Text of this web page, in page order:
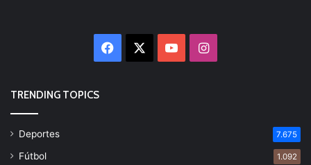
Facebook YouTubeInstagram
TRENDING TOPICS
Deportes 7.675
Fútbol 1.092